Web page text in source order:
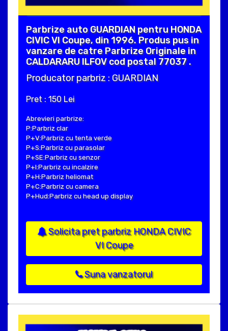
Parbrize auto GUARDIAN pentru HONDA
CIVIC VI Coupe, din 1996. Produs pus in
vanzare de catre Parbrize Originale in
CALDARARU ILFOV cod postal 77037 .
Producator parbriz : GUARDIAN
Pret : 150 Lei
Abrevieri parbrize:
P:Parbriz clar
P+V:Parbriz cu tenta verde
P+S:Parbriz cu parasolar
P+SE:Parbriz cu senzor
P+I:Parbriz cu incalzire
P+H:Parbriz heliomat
P+C:Parbriz cu camera
P+Hud:Parbriz cu head up display
Solicita pret parbriz HONDA CIVIC
VI Coupe
Suna vanzatorul